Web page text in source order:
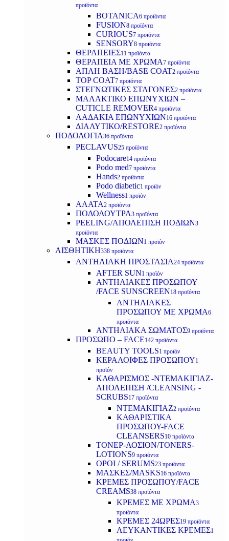
προϊόντα
BOTANICA6 προϊόντα
FUSION8 προϊόντα
CURIOUS7 προϊόντα
SENSORY8 προϊόντα
ΘΕΡΑΠΕΙΕΣ11 προϊόντα
ΘΕΡΑΠΕΙΑ ΜΕ ΧΡΩΜΑ7 προϊόντα
ΑΠΛΗ ΒΑΣΗ/BASE COAT2 προϊόντα
TOP COAT7 προϊόντα
ΣΤΕΓΝΩΤΙΚΕΣ ΣΤΑΓΟΝΕΣ2 προϊόντα
ΜΑΛΑΚΤΙΚΟ ΕΠΩΝΥΧΙΩΝ –
CUTICLE REMOVER4 προϊόντα
ΛΑΔΑΚΙΑ ΕΠΩΝΥΧΙΩΝ16 προϊόντα
ΔΙΑΛΥΤΙΚΟ/RESTORE2 προϊόντα
ΠΟΔΟΛΟΓΙΑ36 προϊόντα
PECLAVUS25 προϊόντα
Podocare14 προϊόντα
Podo med7 προϊόντα
Hands2 προϊόντα
Podo diabetic1 προϊόν
Wellness1 προϊόν
ΑΛΑΤΑ2 προϊόντα
ΠΟΔΟΛΟΥΤΡΑ3 προϊόντα
PEELING/ΑΠΟΛΕΠΙΣΗ ΠΟΔΙΩΝ3
προϊόντα
ΜΑΣΚΕΣ ΠΟΔΙΩΝ1 προϊόν
ΑΙΣΘΗΤΙΚΗ338 προϊόντα
ΑΝΤΗΛΙΑΚΗ ΠΡΟΣΤΑΣΙΑ24 προϊόντα
AFTER SUN1 προϊόν
ΑΝΤΗΛΙΑΚΕΣ ΠΡΟΣΩΠΟΥ
/FACE SUNSCREEN18 προϊόντα
ΑΝΤΗΛΙΑΚΕΣ
ΠΡΟΣΩΠΟΥ ΜΕ ΧΡΩΜΑ6
προϊόντα
ΑΝΤΗΛΙΑΚΑ ΣΩΜΑΤΟΣ9 προϊόντα
ΠΡΟΣΩΠΟ – FACE142 προϊόντα
BEAUTY TOOLS1 προϊόν
ΚΕΡΑΛΟΙΦΕΣ ΠΡΟΣΩΠΟΥ1
προϊόν
ΚΑΘΑΡΙΣΜΟΣ -ΝΤΕΜΑΚΙΓΙΑΖ-
ΑΠΟΛΕΠΙΣΗ /CLEANSING -
SCRUBS17 προϊόντα
ΝΤΕΜΑΚΙΓΙΑΖ2 προϊόντα
ΚΑΘΑΡΙΣΤΙΚΑ
ΠΡΟΣΩΠΟΥ-FACE
CLEANSERS10 προϊόντα
ΤΟΝΕΡ-ΛΟΣΙΟΝ/TONERS-
LOTIONS9 προϊόντα
ΟΡΟΙ / SERUMS23 προϊόντα
ΜΑΣΚΕΣ/MASKS16 προϊόντα
ΚΡΕΜΕΣ ΠΡΟΣΩΠΟΥ/FACE
CREAMS38 προϊόντα
ΚΡΕΜΕΣ ΜΕ ΧΡΩΜΑ3
προϊόντα
ΚΡΕΜΕΣ 24ΩΡΕΣ19 προϊόντα
ΛΕΥΚΑΝΤΙΚΕΣ ΚΡΕΜΕΣ1